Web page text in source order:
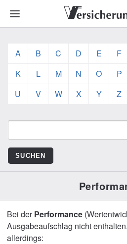
A B C D E F
K
L M N O P
U
V W X Y Z
Bei derPerformance
Ausgabeaufschlag nicht
allerdings: